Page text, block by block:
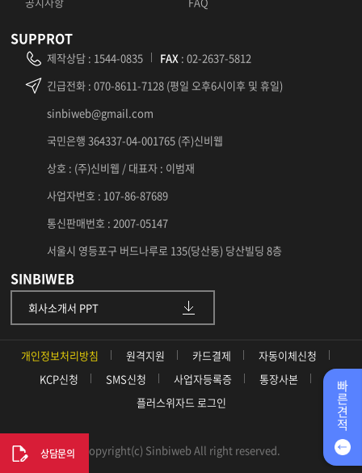
빠
른
견
적
상담문의
SUPPROT
제작상담 : 1544-0835 FAX : 02-2637-5812
긴급전화 : 070-8611-7128 (평일 오후6시이후 및 휴일)
sinbiweb@gmail.com
국민은행 364337-04-001765 (주)신비웹
상호 : (주)신비웹 / 대표자 : 이범재
사업자번호 : 107-86-87689
통신판매번호 : 2007-05147
서울시 영등포구 버드나루로 135(당산동) 당산빌딩 8층
SINBIWEB
회사소개서 PPT
개인정보처리방침 원격지원 카드결제
자동이체신청
KCP신청
SMS신청 사업자등록증
통장사본
플러스위자드 로그인
Copyright(c) Sinbiweb All right reserved.